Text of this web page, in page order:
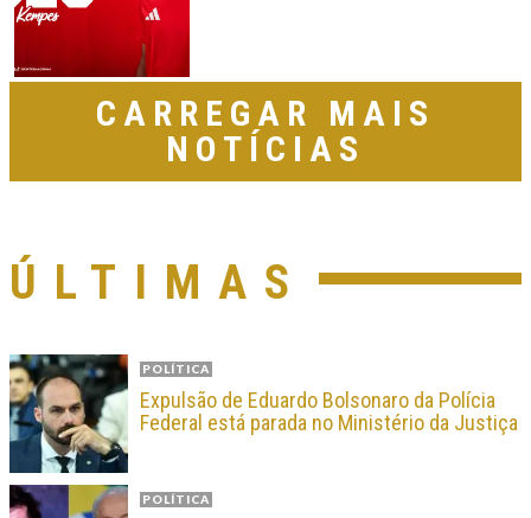
CARREGAR MAIS
NOTÍCIAS
ÚLTIMAS
POLÍTICA
Expulsão de Eduardo Bolsonaro da Polícia
Federal está parada no Ministério da Justiça
POLÍTICA